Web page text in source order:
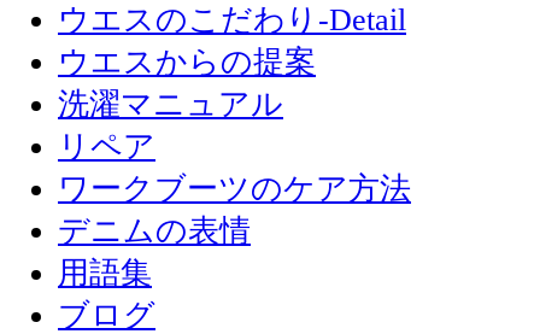
ウエスのこだわり-Detail
ウエスからの提案
洗濯マニュアル
リペア
ワークブーツのケア方法
デニムの表情
用語集
ブログ